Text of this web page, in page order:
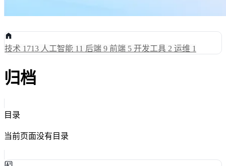
技术 1713 人工智能 11 后端 9 前端 5 开发工具 2 运维 1
归档
目录
当前页面没有目录